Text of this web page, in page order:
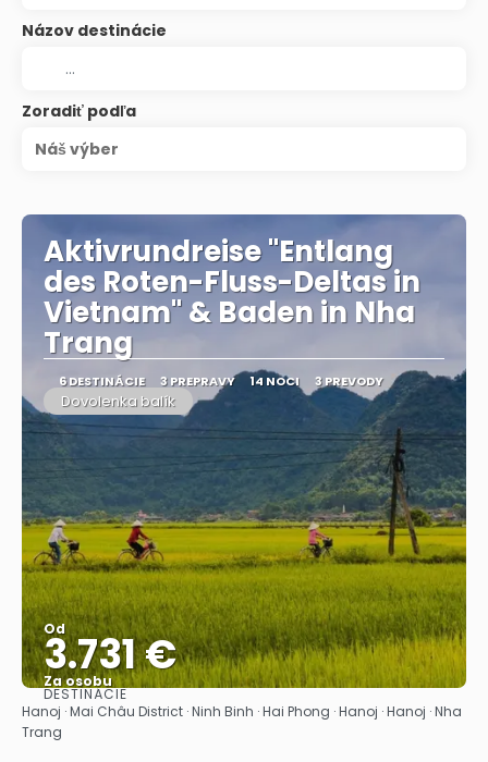
Názov destinácie
Zoradiť podľa
Náš výber
Aktivrundreise "Entlang
des Roten-Fluss-Deltas in
Vietnam" & Baden in Nha
Trang
6 DESTINÁCIE 3 PREPRAVY 14 NOCI 3 PREVODY
Dovolenka balík
Od
3.731 €
Za osobu
Pozrieť sa
DESTINÁCIE
Hanoj · Mai Châu District · Ninh Binh · Hai Phong · Hanoj · Hanoj · Nha
Trang